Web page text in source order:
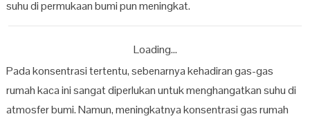
suhu di permukaan bumi pun meningkat.
Loading...
Pada konsentrasi tertentu, sebenarnya kehadiran gas-gas
rumah kaca ini sangat diperlukan untuk menghangatkan suhu di
atmosfer bumi. Namun, meningkatnya konsentrasi gas rumah